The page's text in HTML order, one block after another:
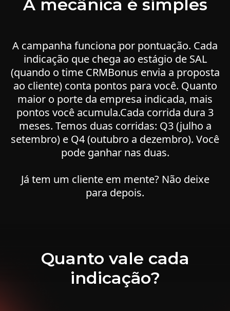
A mecânica é simples
A campanha funciona por pontuação. Cada
indicação que chega ao estágio de SAL
(quando o time CRMBonus envia a proposta
ao cliente) conta pontos para você. Quanto
maior o porte da empresa indicada, mais
pontos você acumula.Cada corrida dura 3
meses. Temos duas corridas: Q3 (julho a
setembro) e Q4 (outubro a dezembro). Você
pode ganhar nas duas.
Já tem um cliente em mente? Não deixe
para depois.
Quanto vale cada
indicação?